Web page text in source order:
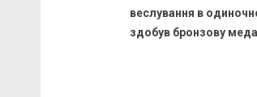
веслування в
здобув бронзову